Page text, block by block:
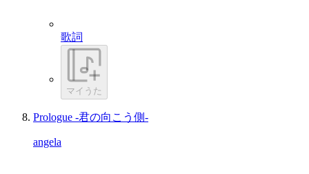
歌詞
マイうた
Prologue -君の向こう側-
angela